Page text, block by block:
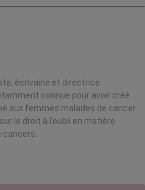
écrivaine et directrice
connue pour avoir créé
aux femmes malades de cancer
le droit à l’oubli en matière
cancers.